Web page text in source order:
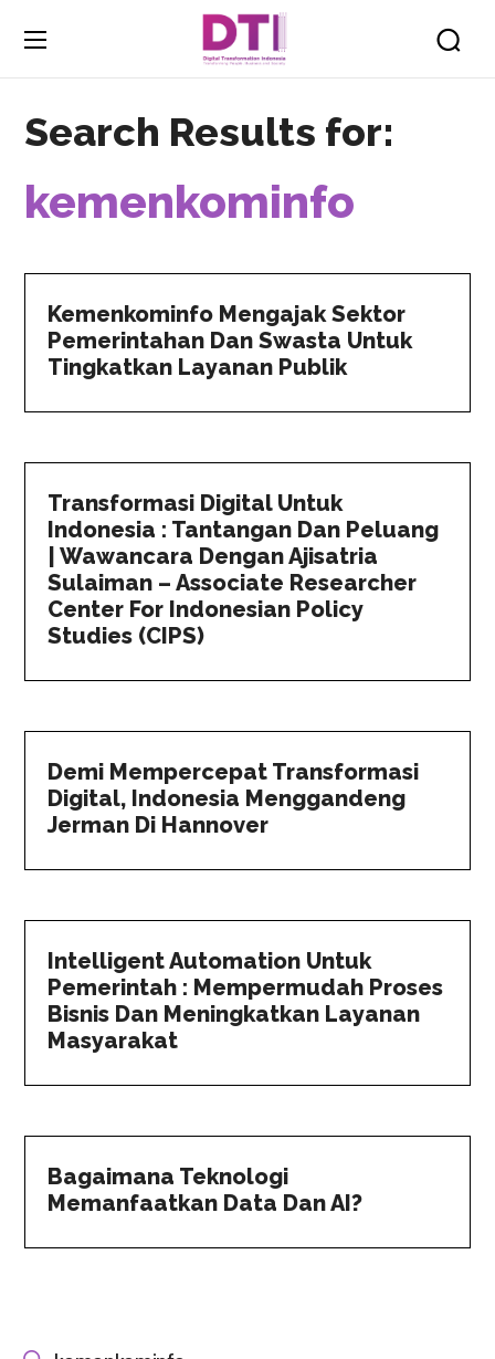
Search Results for:
kemenkominfo
Kemenkominfo Mengajak Sektor
Pemerintahan Dan Swasta Untuk
Tingkatkan Layanan Publik
Transformasi Digital Untuk
Indonesia : Tantangan Dan Peluang
| Wawancara Dengan Ajisatria
Sulaiman – Associate Researcher
Center For Indonesian Policy
Studies (CIPS)
Demi Mempercepat Transformasi
Digital, Indonesia Menggandeng
Jerman Di Hannover
Intelligent Automation Untuk
Pemerintah : Mempermudah Proses
Bisnis Dan Meningkatkan Layanan
Masyarakat
Bagaimana Teknologi
Memanfaatkan Data Dan AI?